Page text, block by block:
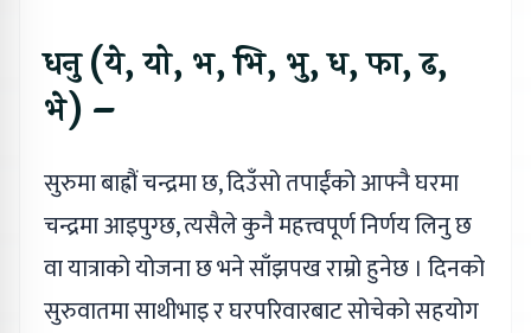
धनु (ये, यो, भ, भि, भु, ध, फा, ढ,
भे) –
सुरुमा बाह्रौं चन्द्रमा छ, दिउँसो तपाईंको आफ्नै घरमा
चन्द्रमा आइपुग्छ, त्यसैले कुनै महत्त्वपूर्ण निर्णय लिनु छ
वा यात्राको योजना छ भने साँझपख राम्रो हुनेछ । दिनको
सुरुवातमा साथीभाइ र घरपरिवारबाट सोचेको सहयोग